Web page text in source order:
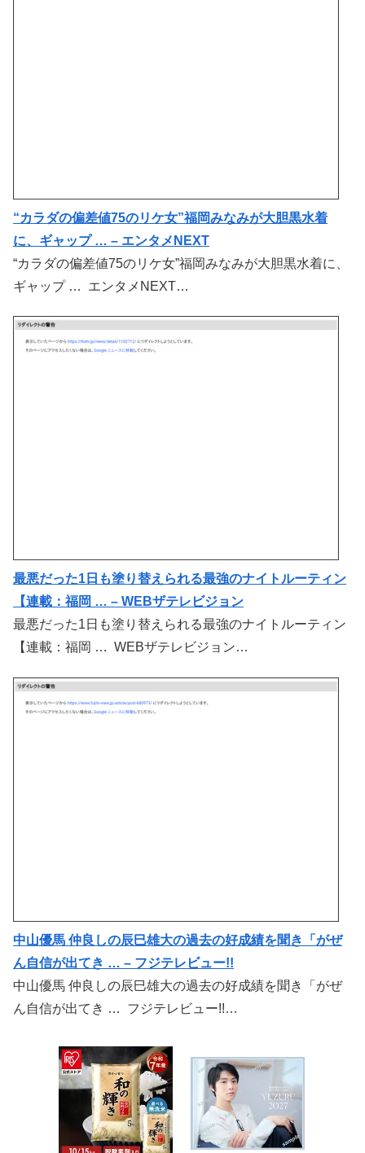
“カラダの偏差値75のリケ女”福岡みなみが大胆黒水着
に、ギャップ … – エンタメNEXT
“カラダの偏差値75のリケ女”福岡みなみが大胆黒水着に、
ギャップ … エンタメNEXT…
最悪だった1日も塗り替えられる最強のナイトルーティン
【連載：福岡 … – WEBザテレビジョン
最悪だった1日も塗り替えられる最強のナイトルーティン
【連載：福岡 … WEBザテレビジョン…
中山優馬 仲良しの辰巳雄大の過去の好成績を聞き「がぜ
ん自信が出てき … – フジテレビュー!!
中山優馬 仲良しの辰巳雄大の過去の好成績を聞き「がぜ
ん自信が出てき … フジテレビュー!!…